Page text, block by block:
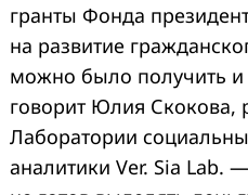
гранты Фонда
на развитие
можно было получить
говорит Юлия Скокова,
Лаборатории
аналитики Ver. Sia Lab.